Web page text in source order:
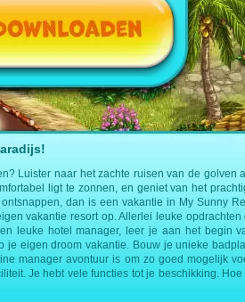
Luister naar het zachte ruisen van de golven
ligt te zonnen, en geniet van het
dan is een vakantie in My Sunny
vakantie resort op. Allerlei leuke opdrachten
leuke hotel manager, leer je aan het begin
je eigen droom vakantie. Bouw je unieke
manager avontuur is om zo goed mogelijk
Je hebt vele functies tot je beschikking.